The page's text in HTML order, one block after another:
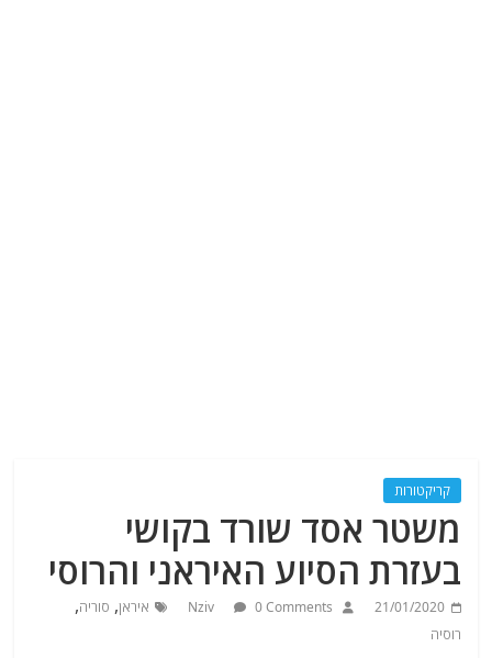
קריקטורות
משטר אסד שורד בקושי
בעזרת הסיוע האיראני והרוסי
21/01/2020
Nziv 0 Comments איראן, סוריה,
רוסיה